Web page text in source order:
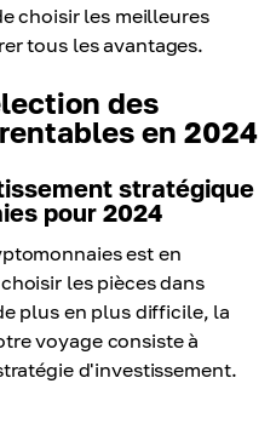
choisir les meilleures
tous les avantages.
des
en 2024
stratégique
pour 2024
est en
les pièces dans
plus en plus difficile, la
voyage consiste à
d'investissement.